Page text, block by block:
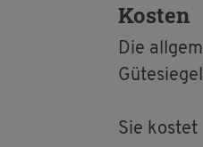
Kos­ten
Die
Sie kos­tet